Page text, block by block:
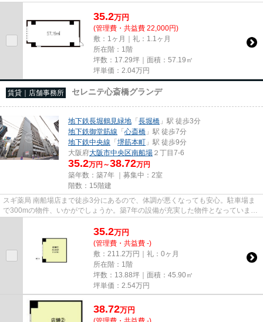
尚、弊社ではおとり広告は一切...
35.2万円
(管理費・共益費 22,000円)
敷：1ヶ月｜礼：1.1ヶ月
所在階：1階
坪数：17.29坪｜面積：57.19㎡
坪単価： 2.04万円
賃貸｜店舗事務所 セレニテ心斎橋グランデ
地下鉄長堀鶴見緑地 「長堀橋 」駅 徒歩3分
地下鉄御堂筋線 「心斎橋 」駅 徒歩7分
地下鉄中央線 「堺筋本町 」駅 徒歩9分
大阪府大阪市中央区南船場 ２丁目7-6
35.2万円～38.72万円
築年数：築7年 ｜募集中： 2室
階数：15階建
スギ薬局 南船場店まで徒歩3分にあるので、体調が悪くなっても安心。駐車場ま
で300mの物件、いかがでしょうか。築7年の設備が充実した物件となっていま
す。徒歩3分で駅にアクセスでき...
35.2万円
(管理費・共益費 -)
敷：211.2万円｜礼：0ヶ月
所在階：1階
坪数：13.88坪｜面積：45.90㎡
坪単価： 2.54万円
38.72万円